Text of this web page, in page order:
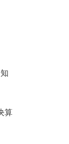
算